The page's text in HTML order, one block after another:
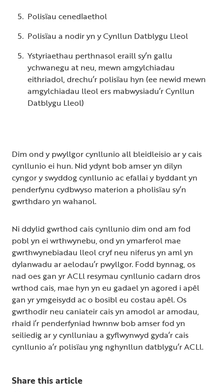
Polisïau cenedlaethol
Polisïau a nodir yn y Cynllun Datblygu Lleol
Ystyriaethau perthnasol eraill sy’n gallu
ychwanegu at neu, mewn amgylchiadau
eithriadol, drechu’r polisïau hyn (ee newid mewn
amgylchiadau lleol ers mabwysiadu’r Cynllun
Datblygu Lleol)
Dim ond y pwyllgor cynllunio all bleidleisio ar y cais
cynllunio ei hun. Nid ydynt bob amser yn dilyn
cyngor y swyddog cynllunio ac efallai y byddant yn
penderfynu cydbwyso materion a pholisïau sy’n
gwrthdaro yn wahanol.
Ni ddylid gwrthod cais cynllunio dim ond am fod
pobl yn ei wrthwynebu, ond yn ymarferol mae
gwrthwynebiadau lleol cryf neu niferus yn aml yn
dylanwadu ar aelodau’r pwyllgor. Fodd bynnag, os
nad oes gan yr ACLl resymau cynllunio cadarn dros
wrthod cais, mae hyn yn eu gadael yn agored i apêl
gan yr ymgeisydd ac o bosibl eu costau apêl. Os
gwrthodir neu caniateir cais yn amodol ar amodau,
rhaid i’r penderfyniad hwnnw bob amser fod yn
seiliedig ar y cynlluniau a gyflwynwyd gyda’r cais
cynllunio a’r polisïau yng nghynllun datblygu’r ACLl.
Share this article